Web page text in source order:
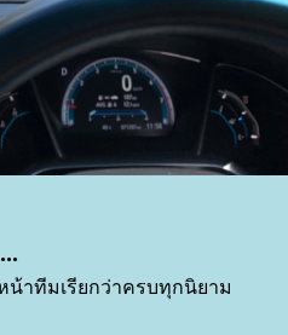
าทีมเรียกว่าครบทุกนิยาม